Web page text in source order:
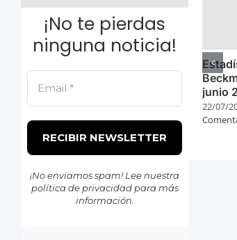
¡No te pierdas
ninguna noticia!
¡No enviamos spam! Lee nuestra
política de privacidadpara más
información.
junio
22/07/